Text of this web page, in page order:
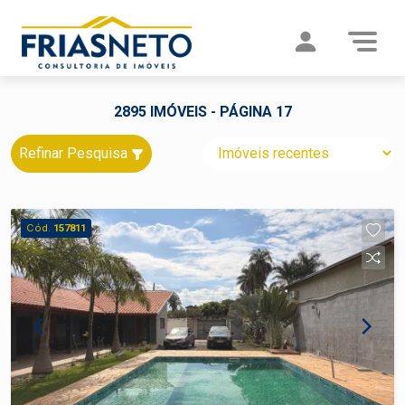
2895 IMÓVEIS - PÁGINA 17
Refinar Pesquisa
Cód. 157811